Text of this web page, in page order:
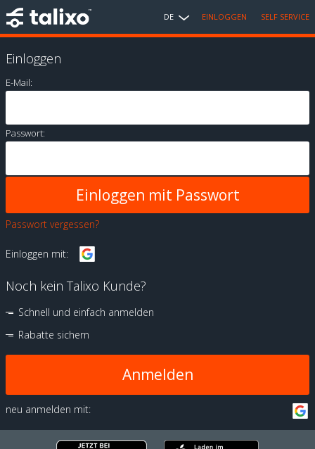
DE EINLOGGEN SELF SERVICE
Einloggen
E-Mail:
Passwort:
Passwort vergessen?
Einloggen mit:
Noch kein Talixo Kunde?
Schnell und einfach anmelden
Rabatte sichern
Anmelden
neu anmelden mit: